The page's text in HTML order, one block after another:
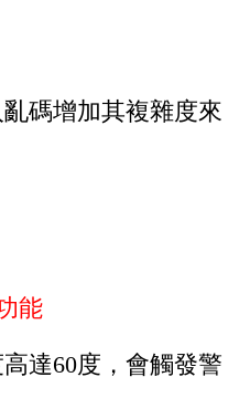
碼增加其複雜度來
能
達60度，會觸發警